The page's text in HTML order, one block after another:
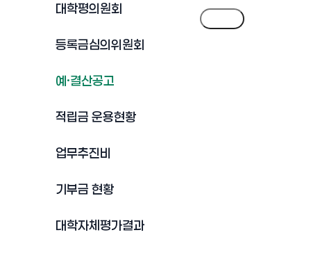
대학평의원회
등록금심의위원회
예·결산공고
적립금 운용현황
업무추진비
기부금 현황
대학자체평가결과